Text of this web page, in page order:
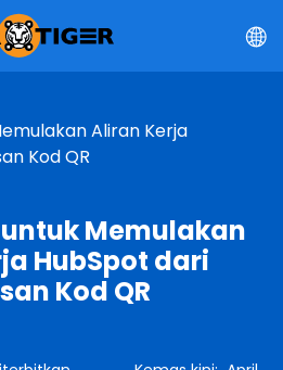
Aliran Kerja
Kod QR
Memulakan
HubSpot dari
Kod QR